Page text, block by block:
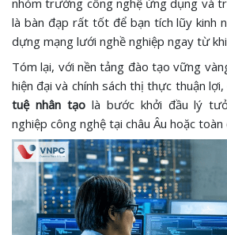
là bàn đạp rất tốt để bạn tích lũy kinh
dựng mạng lưới nghề nghiệp ngay từ
Tóm lại, với nền tảng đào tạo vững
hiện đại và chính sách thị thực thuận lợi,
tuệ nhân tạolà bước khởi đầu lý
nghiệp công nghệ tại châu Âu hoặc toàn